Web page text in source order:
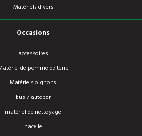
Matériels divers
Occasions
accessoires
de pomme de terre
Matériels oignons
bus / autocar
matériel de nettoyage
nacelle